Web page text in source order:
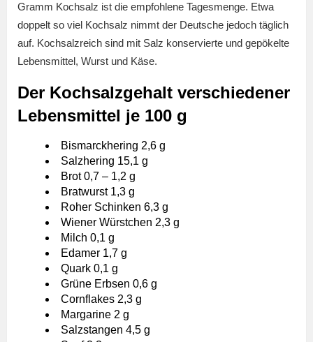
Gramm Kochsalz ist die empfohlene Tagesmenge. Etwa
doppelt so viel Kochsalz nimmt der Deutsche jedoch täglich
auf. Kochsalzreich sind mit Salz konservierte und gepökelte
Lebensmittel, Wurst und Käse.
Der Kochsalzgehalt verschiedener
Lebensmittel je 100 g
Bismarckhering 2,6 g
Salzhering 15,1 g
Brot 0,7 – 1,2 g
Bratwurst 1,3 g
Roher Schinken 6,3 g
Wiener Würstchen 2,3 g
Milch 0,1 g
Edamer 1,7 g
Quark 0,1 g
Grüne Erbsen 0,6 g
Cornflakes 2,3 g
Margarine 2 g
Salzstangen 4,5 g